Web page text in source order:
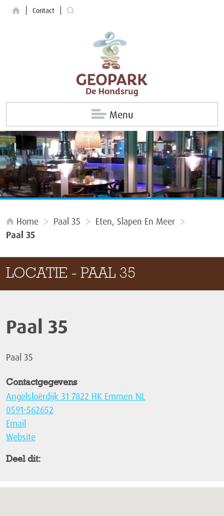
Contact
Menu
Home Paal 35
Eten, Slapen En Meer
Paal 35
LOCATIE - PAAL 35
Paal 35
Paal 35
Contactgegevens
Angelsloërdijk 31 7822 HK Emmen NL
0591-562652
Email
Website
Deel dit: